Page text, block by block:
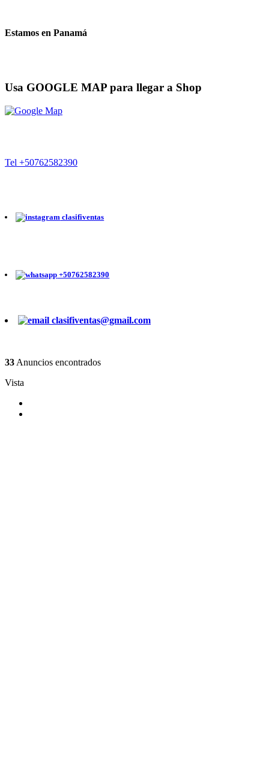
Estamos en Panamá
Usa GOOGLE MAP para llegar a Shop
Tel +50762582390
clasifiventas
+50762582390
clasifiventas@gmail.com
33 Anuncios encontrados
Vista